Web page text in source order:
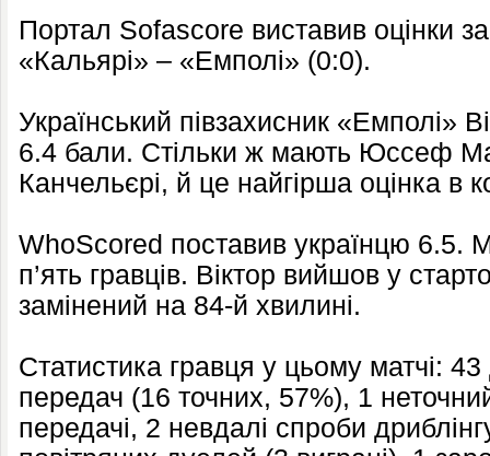
Портал Sofascore виставив оцінки
«Кальярі» – «Емполі» (0:0).
Український півзахисник «Емполі»
6.4 бали. Стільки ж мають Юссеф
Канчельєрі, й це найгірша оцінка в
WhoScored поставив українцю 6.5.
п’ять гравців. Віктор вийшов у
замінений на 84-й хвилині.
Статистика гравця у цьому матчі:
передач (16 точних, 57%), 1
передачі, 2 невдалі спроби